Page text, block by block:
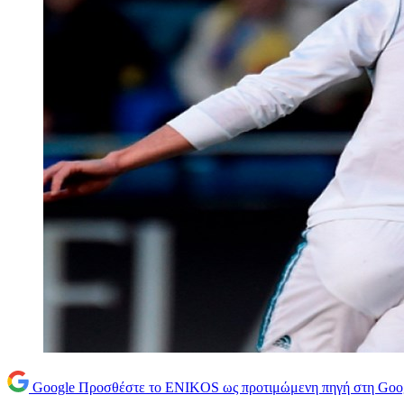
Google Προσθέστε το ENIKOS ως προτιμώμενη πηγή στη